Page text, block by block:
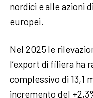
nordici e alle azioni
europei.
Nel 2025 le
l’export di filiera ha
complessivo di 13,1
incremento del